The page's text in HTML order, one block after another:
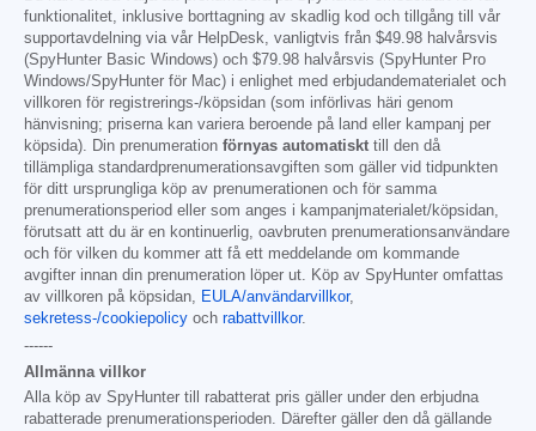
funktionalitet, inklusive borttagning av skadlig kod och tillgång till vår
supportavdelning via vår HelpDesk, vanligtvis från $49.98 halvårsvis
(SpyHunter Basic Windows) och $79.98 halvårsvis (SpyHunter Pro
Windows/SpyHunter för Mac) i enlighet med erbjudandematerialet och
villkoren för registrerings-/köpsidan (som införlivas häri genom
hänvisning; priserna kan variera beroende på land eller kampanj per
köpsida). Din prenumeration förnyas automatiskt till den då
tillämpliga standardprenumerationsavgiften som gäller vid tidpunkten
för ditt ursprungliga köp av prenumerationen och för samma
prenumerationsperiod eller som anges i kampanjmaterialet/köpsidan,
förutsatt att du är en kontinuerlig, oavbruten prenumerationsanvändare
och för vilken du kommer att få ett meddelande om kommande
avgifter innan din prenumeration löper ut. Köp av SpyHunter omfattas
av villkoren på köpsidan, EULA/användarvillkor,
sekretess-/cookiepolicy och rabattvillkor.
------
Allmänna villkor
Alla köp av SpyHunter till rabatterat pris gäller under den erbjudna
rabatterade prenumerationsperioden. Därefter gäller den då gällande